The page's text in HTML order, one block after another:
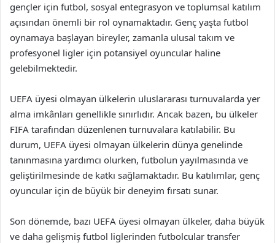
gençler için futbol, sosyal entegrasyon ve toplumsal katılım
açısından önemli bir rol oynamaktadır. Genç yaşta futbol
oynamaya başlayan bireyler, zamanla ulusal takım ve
profesyonel ligler için potansiyel oyuncular haline
gelebilmektedir.
UEFA üyesi olmayan ülkelerin uluslararası turnuvalarda yer
alma imkânları genellikle sınırlıdır. Ancak bazen, bu ülkeler
FIFA tarafından düzenlenen turnuvalara katılabilir. Bu
durum, UEFA üyesi olmayan ülkelerin dünya genelinde
tanınmasına yardımcı olurken, futbolun yayılmasında ve
geliştirilmesinde de katkı sağlamaktadır. Bu katılımlar, genç
oyuncular için de büyük bir deneyim fırsatı sunar.
Son dönemde, bazı UEFA üyesi olmayan ülkeler, daha büyük
ve daha gelişmiş futbol liglerinden futbolcular transfer